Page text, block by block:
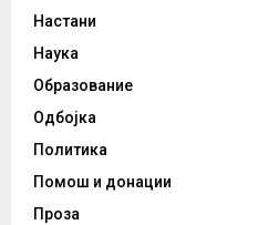
Настани
Наука
Образование
Одбојка
Политика
Помош и донации
Проза